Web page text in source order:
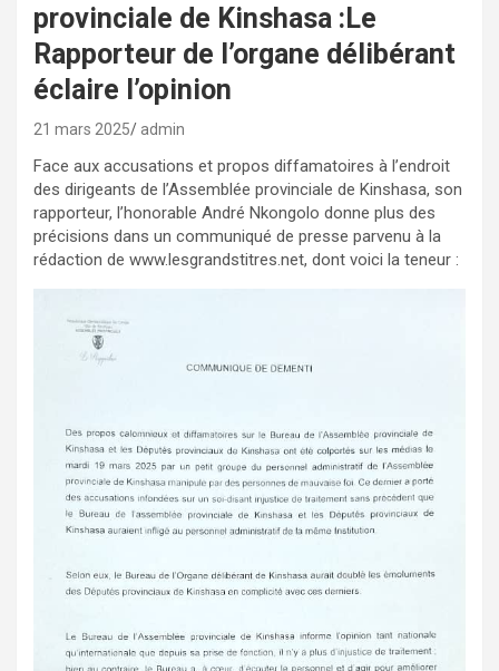
provinciale de Kinshasa :Le
Rapporteur de l’organe délibérant
éclaire l’opinion
21 mars 2025 admin
Face aux accusations et propos diffamatoires à l’endroit
des dirigeants de l’Assemblée provinciale de Kinshasa, son
rapporteur, l’honorable André Nkongolo donne plus des
précisions dans un communiqué de presse parvenu à la
rédaction de www.lesgrandstitres.net, dont voici la teneur :